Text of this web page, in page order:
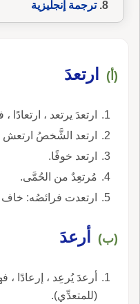
ترجمة إنجليزية
(أ) ارتعدَ
ارتعدَ يرتعد ، ارتعادًا
ارتعد الشَّخصُ
ارتعد خوفًا.
مُرتعِدٌ من الحُمَّى.
ارتعدت فرائصُه:
(ب) أرعدَ
(للمتعدِّي).